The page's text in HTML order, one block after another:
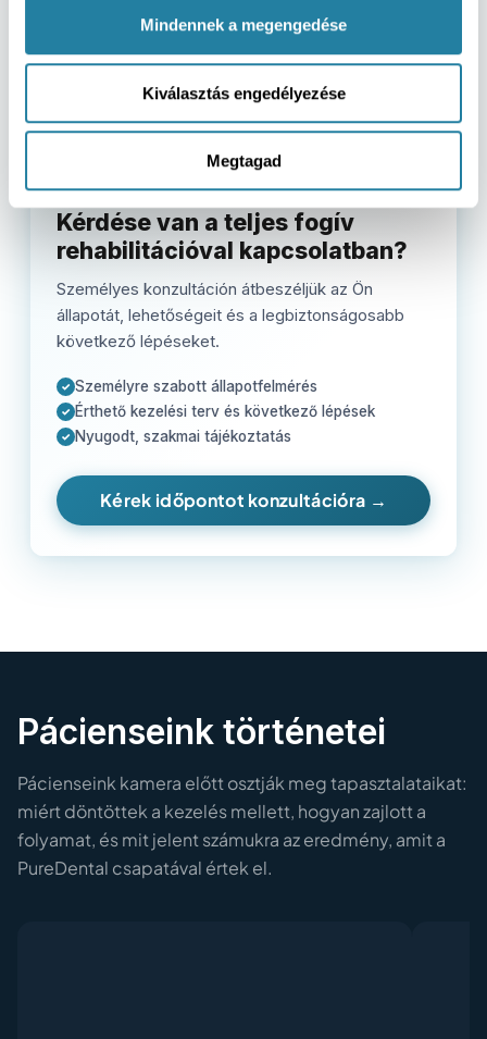
Mindennek a megengedése
Kiválasztás engedélyezése
Megtagad
SZEMÉLYES KONZULTÁCIÓ
Kérdése van a teljes fogív
rehabilitációval kapcsolatban?
Személyes konzultáción átbeszéljük az Ön
állapotát, lehetőségeit és a legbiztonságosabb
következő lépéseket.
✓ Személyre szabott állapotfelmérés
✓ Érthető kezelési terv és következő lépések
✓ Nyugodt, szakmai tájékoztatás
Kérek időpontot konzultációra →
Pácienseink történetei
Pácienseink kamera előtt osztják meg tapasztalataikat:
miért döntöttek a kezelés mellett, hogyan zajlott a
folyamat, és mit jelent számukra az eredmény, amit a
PureDental csapatával értek el.